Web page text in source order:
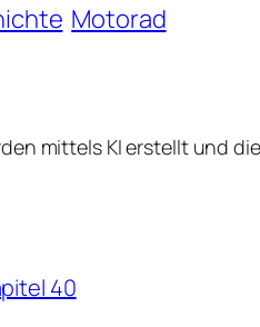
Motorad
mittels KI erstellt und
40